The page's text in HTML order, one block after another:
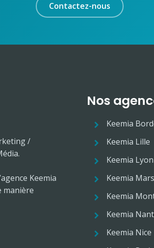
Contactez-nous
/
Keemia
manière
Nos
Keemia
Keemia Lille
Keemia Lyon
Keemia
Keemia
Keemia
Keemia Nice